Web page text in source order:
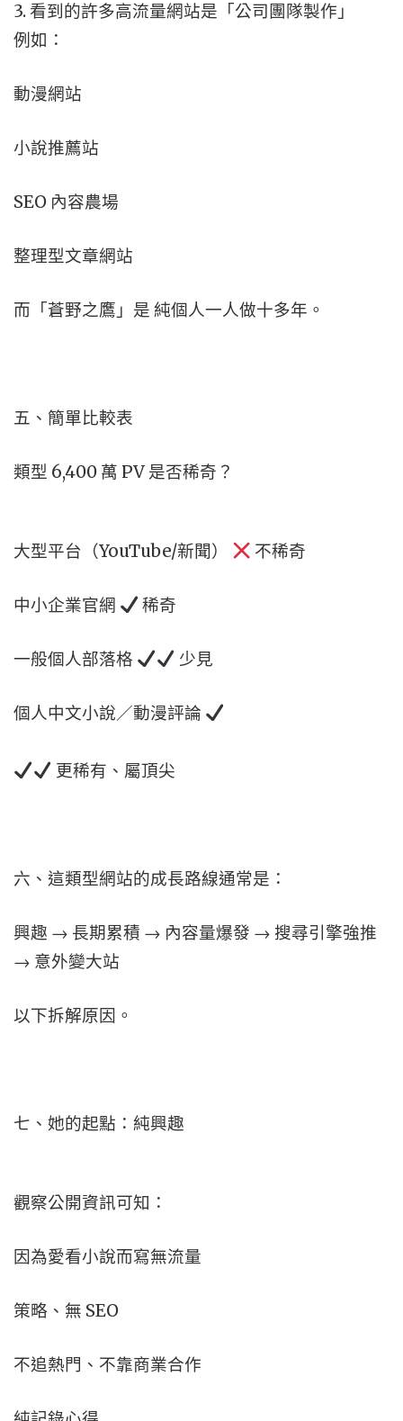
3. 看到的許多高流量網站是「公司團隊製作」
例如：
動漫網站
小說推薦站
SEO 內容農場
整理型文章網站
而「蒼野之鷹」是 純個人一人做十多年。
五、簡單比較表
類型 6,400 萬 PV 是否稀奇？
大型平台（YouTube/新聞） 不稀奇
中小企業官網 稀奇
一般個人部落格 少見
個人中文小說／動漫評論
更稀有、屬頂尖
六、 這類型網站的成長路線通常是：
興趣 → 長期累積 → 內容量爆發 → 搜尋引擎強推
→ 意外變大站
以下拆解原因。
七、她的起點：純興趣
觀察公開資訊可知：
因為愛看小說而寫無流量
策略、無 SEO
不追熱門、不靠商業合作